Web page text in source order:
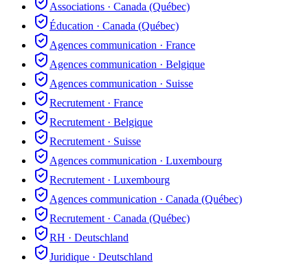
Associations · Canada (Québec)
Éducation · Canada (Québec)
Agences communication · France
Agences communication · Belgique
Agences communication · Suisse
Recrutement · France
Recrutement · Belgique
Recrutement · Suisse
Agences communication · Luxembourg
Recrutement · Luxembourg
Agences communication · Canada (Québec)
Recrutement · Canada (Québec)
RH · Deutschland
Juridique · Deutschland